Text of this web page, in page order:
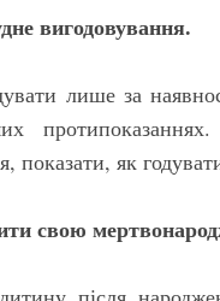
вигодовування.
лише за
показати, як
свою